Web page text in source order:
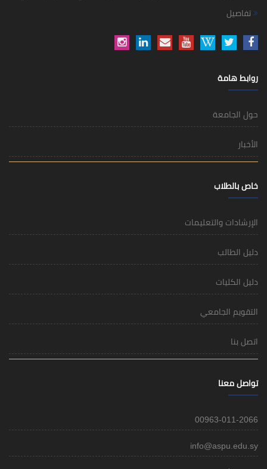
تفاصيل
روابط هامة
حول الجامعة
الأخبار
خاص بالطلاب
الإرشادات والتعليمات
دليل الطالب
دليل الكليات
التقويم الجامعي
اتصل بنا
تواصل معنا
00963-011-2066
info@aspu.edu.sy